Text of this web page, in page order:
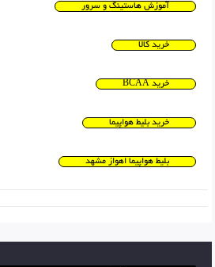
آموزش هاستینگ و سرور
خرید کالا
خرید BCAA
خرید بلیط هواپیما
بلیط هواپیما اهواز مشهد